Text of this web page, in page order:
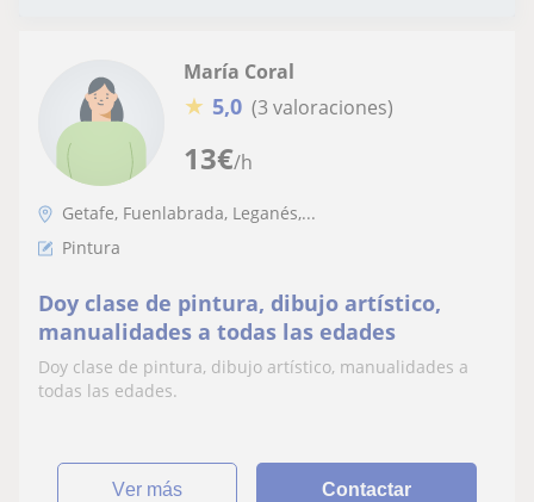
13€/h
María Coral
★ 5,0 (3 valoraciones)
Getafe, Fuenlabrada, Leganés,...
Pintura
Doy clase de pintura, dibujo artístico,
manualidades a todas las edades
Doy clase de pintura, dibujo artístico, manualidades a
todas las edades.
ver más Contactar